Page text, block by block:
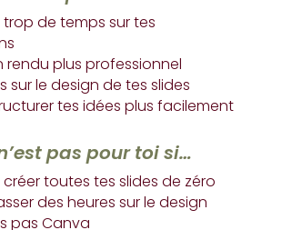
de temps sur tes
rendu plus professionnel
sur le design de tes slides
tes idées plus facilement
pas pour toi si…
toutes tes slides de zéro
des heures sur le design
pas Canva